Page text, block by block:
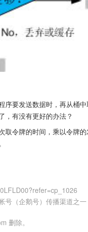
序要发送数据时，再从桶
，有没有更好的办法？
令牌的时间，乘以令牌
号（企鹅号）传播渠道之
删除。